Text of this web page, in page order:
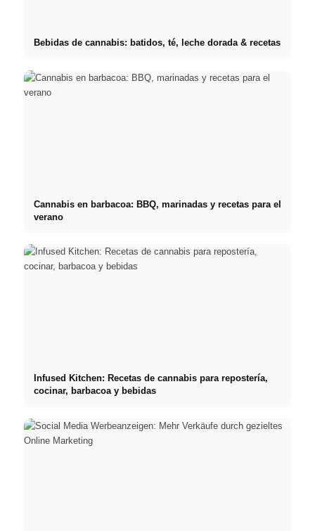
Bebidas de cannabis: batidos, té, leche dorada & recetas
Cannabis en barbacoa: BBQ, marinadas y recetas para el
verano
Infused Kitchen: Recetas de cannabis para repostería,
cocinar, barbacoa y bebidas